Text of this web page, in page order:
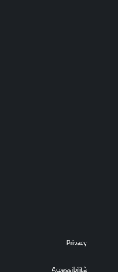
Privacy
Accessibilità